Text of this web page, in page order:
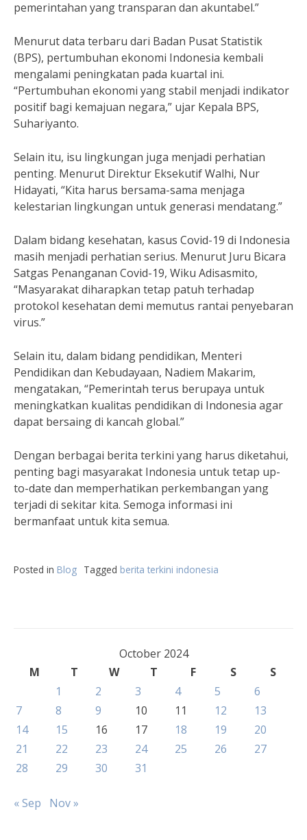
pemerintahan yang transparan dan akuntabel.”
Menurut data terbaru dari Badan Pusat Statistik
(BPS), pertumbuhan ekonomi Indonesia kembali
mengalami peningkatan pada kuartal ini.
“Pertumbuhan ekonomi yang stabil menjadi indikator
positif bagi kemajuan negara,” ujar Kepala BPS,
Suhariyanto.
Selain itu, isu lingkungan juga menjadi perhatian
penting. Menurut Direktur Eksekutif Walhi, Nur
Hidayati, “Kita harus bersama-sama menjaga
kelestarian lingkungan untuk generasi mendatang.”
Dalam bidang kesehatan, kasus Covid-19 di Indonesia
masih menjadi perhatian serius. Menurut Juru Bicara
Satgas Penanganan Covid-19, Wiku Adisasmito,
“Masyarakat diharapkan tetap patuh terhadap
protokol kesehatan demi memutus rantai penyebaran
virus.”
Selain itu, dalam bidang pendidikan, Menteri
Pendidikan dan Kebudayaan, Nadiem Makarim,
mengatakan, “Pemerintah terus berupaya untuk
meningkatkan kualitas pendidikan di Indonesia agar
dapat bersaing di kancah global.”
Dengan berbagai berita terkini yang harus diketahui,
penting bagi masyarakat Indonesia untuk tetap up-
to-date dan memperhatikan perkembangan yang
terjadi di sekitar kita. Semoga informasi ini
bermanfaat untuk kita semua.
Posted in Blog Tagged berita terkini indonesia
October 2024
M
T W T F S
S
1
2 3 4 5
6
7
8 9 10 11 12
13
14
15 16 17 18 19
20
21
22 23 24 25 26
27
28
29 30 31
« Sep Nov »